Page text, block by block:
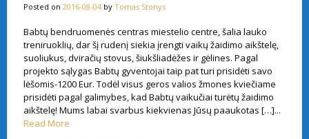
Posted on 2016-08-04 by Tomas Stonys
Babtų bendruomenės centras miestelio centre, šalia lauko
treniruoklių, dar šį rudenį siekia įrengti vaikų žaidimo aikštelę,
suoliukus, dviračių stovus, šiukšliadėžes ir gėlines. Pagal
projekto sąlygas Babtų gyventojai taip pat turi prisidėti savo
lėšomis-1200 Eur. Todėl visus geros valios žmones kviečiame
prisidėti pagal galimybes, kad Babtų vaikučiai turėtų žaidimo
aikštelę! Mums labai svarbus kiekvienas Jūsų paaukotas […]...
Read More